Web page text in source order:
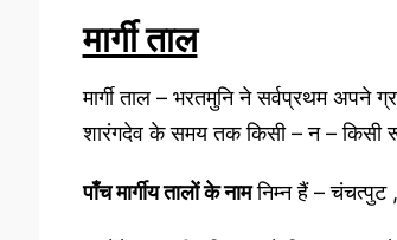
मार्गी ताल
मार्गी ताल – भरतमुनि ने सर्वप्रथम अपने
शारंगदेव के समय तक किसी – न – किसी
पाँच मार्गीय तालों के नामनिम्न हैं – चंचत्पुट